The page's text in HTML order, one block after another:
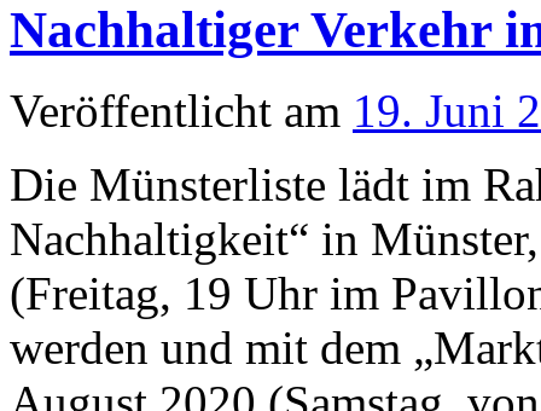
Nachhaltiger Verkehr
Veröffentlicht am 19. Juni
Die Münsterliste lädt im
Nachhaltigkeit“ in
(Freitag, 19 Uhr im
werden und mit dem